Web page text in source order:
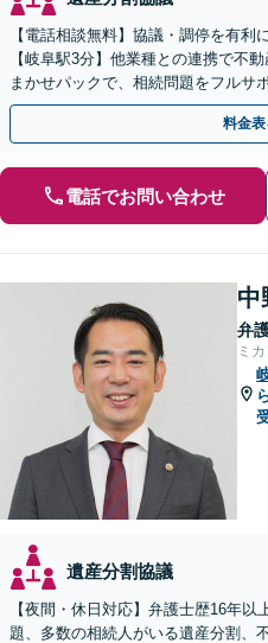
【電話相談無料】協議・調停を有利
【岐阜駅3分】他業種との連携で不
まかせパックで、相続問題をフルサ
【電話相談・ビデオ面談あり】【完
料金
電話でお問い合わせ
中
弁
ミ
遺産分割協議
【夜間・休日対応】弁護士歴16年
題、多数の相続人がいる遺産分割、